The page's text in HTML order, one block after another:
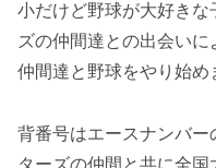
小だけど野球が大好き
ズの仲間達との出会い
仲間達と野球をやり始め
背番号はエースナンバー